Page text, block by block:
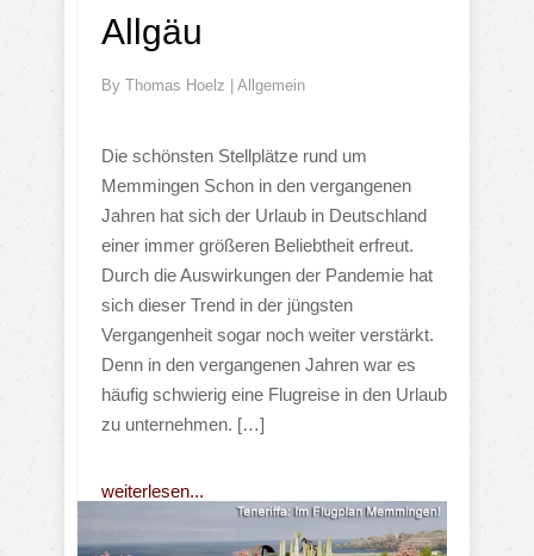
Allgäu
By Thomas Hoelz Allgemein
Die schönsten Stellplätze rund um
Memmingen Schon in den vergangenen
Jahren hat sich der Urlaub in Deutschland
einer immer größeren Beliebtheit erfreut.
Durch die Auswirkungen der Pandemie hat
sich dieser Trend in der jüngsten
Vergangenheit sogar noch weiter verstärkt.
Denn in den vergangenen Jahren war es
häufig schwierig eine Flugreise in den Urlaub
zu unternehmen. […]
weiterlesen...